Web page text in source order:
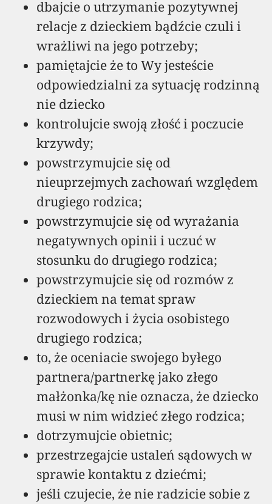
dbajcie o utrzymanie pozytywnej
relacje z dzieckiem bądźcie czuli i
wrażliwi na jego potrzeby;
pamiętajcie że to Wy jesteście
odpowiedzialni za sytuację rodzinną
nie dziecko
kontrolujcie swoją złość i poczucie
krzywdy;
powstrzymujcie się od
nieuprzejmych zachowań względem
drugiego rodzica;
powstrzymujcie się od wyrażania
negatywnych opinii i uczuć w
stosunku do drugiego rodzica;
powstrzymujcie się od rozmów z
dzieckiem na temat spraw
rozwodowych i życia osobistego
drugiego rodzica;
to, że oceniacie swojego byłego
partnera/partnerkę jako złego
małżonka/kę nie oznacza, że dziecko
musi w nim widzieć złego rodzica;
dotrzymujcie obietnic;
przestrzegajcie ustaleń sądowych w
sprawie kontaktu z dziećmi;
jeśli czujecie, że nie radzicie sobie z